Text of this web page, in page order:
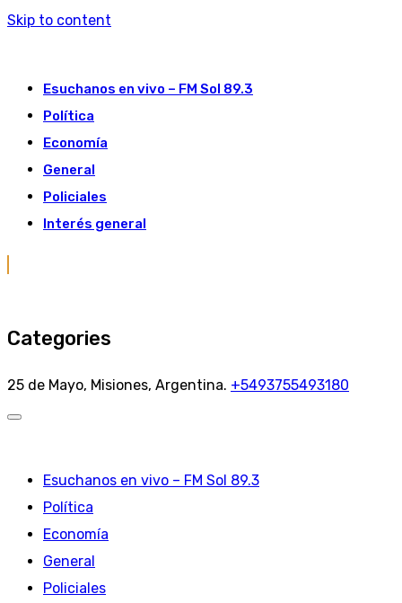
Skip to content
Esuchanos en vivo – FM Sol 89.3
Política
Economía
General
Policiales
Interés general
Categories
25 de Mayo, Misiones, Argentina. +5493755493180
Esuchanos en vivo – FM Sol 89.3
Política
Economía
General
Policiales